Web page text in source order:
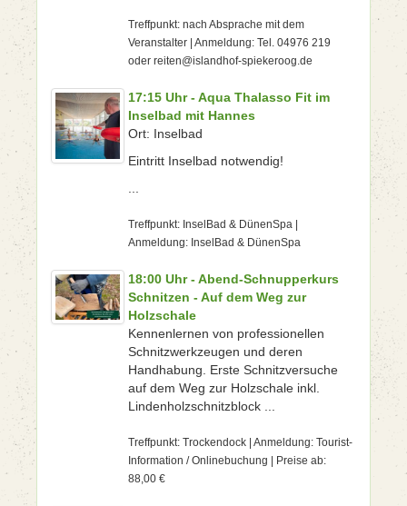
Treffpunkt: nach Absprache mit dem
Veranstalter | Anmeldung: Tel. 04976 219
oder reiten@islandhof-spiekeroog.de
17:15 Uhr - Aqua Thalasso Fit im
Inselbad mit Hannes
Ort: Inselbad
Eintritt Inselbad notwendig!
Treffpunkt: InselBad & DünenSpa |
Anmeldung: InselBad & DünenSpa
18:00 Uhr - Abend-Schnupperkurs
Schnitzen - Auf dem Weg zur
Holzschale
Kennenlernen von professionellen
Schnitzwerkzeugen und deren
Handhabung. Erste Schnitzversuche
auf dem Weg zur Holzschale inkl.
Lindenholzschnitzblock ...
Treffpunkt: Trockendock | Anmeldung: Tourist-
Information / Onlinebuchung | Preise ab:
88,00 €